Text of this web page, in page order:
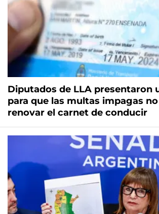
Diputados de LLA presentaron
para que las multas impagas
renovar el carnet de conducir